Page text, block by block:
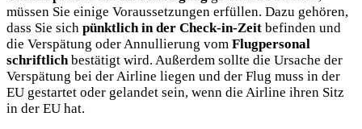
müssen Sie einige Voraussetzungen erfüllen. Dazu gehören,
dass Sie sich pünktlich in der Check-in-Zeit befinden und
die Verspätung oder Annullierung vom Flugpersonal
schriftlich bestätigt wird. Außerdem sollte die Ursache der
Verspätung bei der Airline liegen und der Flug muss in der
EU gestartet oder gelandet sein, wenn die Airline ihren Sitz
in der EU hat.